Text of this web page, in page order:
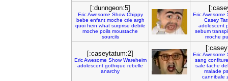
[:dunngeon:5]
Eric Awesome Show Chippy
bebe enfant moche crie argh
quoi hein what surprise debile
moche poils moustache
sourcils
Eric Awesome
Casey
adolescent
sebum
moche
[:caseytatum:2]
Eric Awesome Show Wareheim
adolescent gothique rebelle
anarchy
Eric Awesome
sang confiture
sale tache
malade
cannibale